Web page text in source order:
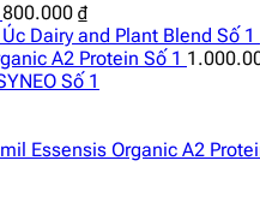
800.000 ₫
Dairy and Plant Blend Số 1
A2 Protein Số 1
Số 1
Essensis Organic A2